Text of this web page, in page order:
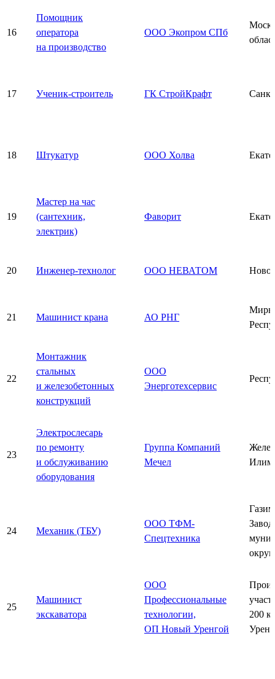
16
Помощник
оператора
на производство
ООО Экопром СПб
17 Ученик-строитель ГК СтройКрафт
18 Штукатур ООО Холва
19
Мастер на час
(сантехник,
электрик)
Фаворит
20 Инженер-технолог ООО НЕВАТОМ
21 Машинист крана АО РНГ
22
Монтажник
стальных
и железобетонных
конструкций
ООО
Энерготехсервис
23
Электрослесарь
по ремонту
и обслуживанию
оборудования
Группа Компаний
Мечел
24 Механик (ТБУ)
ООО ТФМ-
Спецтехника
округ
25
Машинист
экскаватора
ООО
Профессиональные
технологии,
ОП Новый Уренгой
200